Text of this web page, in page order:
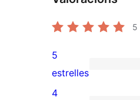
5
1
valoració
5
estrelles
4